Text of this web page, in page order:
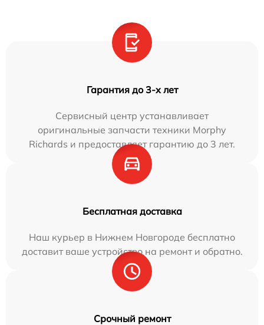
Гарантия до 3-х лет
Сервисный центр устанавливает
оригинальные запчасти техники Morphy
Richards и предоставляет гарантию до 3 лет.
Бесплатная доставка
Наш курьер в Нижнем Новгороде бесплатно
доставит ваше устройство на ремонт и обратно.
Срочный ремонт